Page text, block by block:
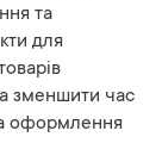
та
для
зменшити час
оформлення